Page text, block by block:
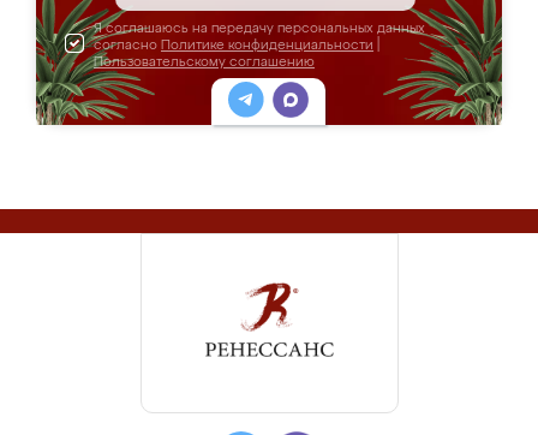
Я соглашаюсь на передачу персональных данных
согласно Политике конфиденциальности
Пользовательскому соглашению